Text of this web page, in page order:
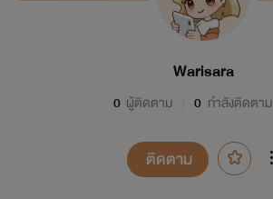
Warisara
0 ผู้ติดตาม 0 กำลังติดตาม
ติดตาม